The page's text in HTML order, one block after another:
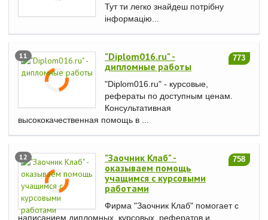
Тут ти легко знайдеш потрібну
інформацію...
11 773
"Diplom016.ru" -
дипломные работы
"Diplom016.ru" - курсовые,
рефераты по доступным ценам.
Консультативная
высококачественная помощь в ...
12 758
"Заочник Клаб" -
оказываем помощь
учащимся с курсовыми
работами
Фирма "Заочник Клаб" помогает с
написанием дипломных, курсовых, рефератов и